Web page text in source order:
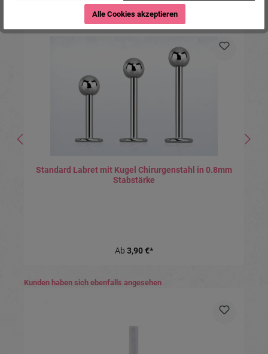
Produktgalerie überspringen
Standard Labret mit Kugel Chirurgenstahl in 0.8mm
Stabstärke
Ab 3,90 €*
Produktgalerie überspringen
Kunden haben sich ebenfalls angesehen
Alle Cookies akzeptieren